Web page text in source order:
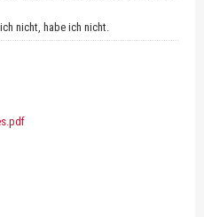
nicht, habe ich nicht.